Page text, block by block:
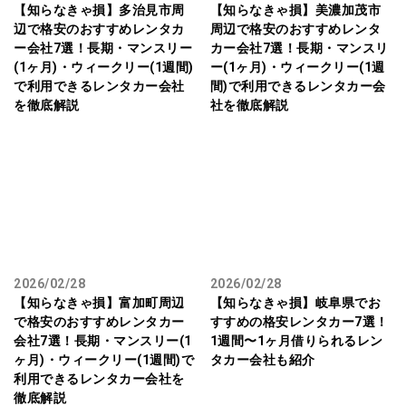
【知らなきゃ損】多治見市周
辺で格安のおすすめレンタカ
ー会社7選！長期・マンスリー
(1ヶ月)・ウィークリー(1週間)
で利用できるレンタカー会社
を徹底解説
【知らなきゃ損】美濃加茂市
周辺で格安のおすすめレンタ
カー会社7選！長期・マンスリ
ー(1ヶ月)・ウィークリー(1週
間)で利用できるレンタカー会
社を徹底解説
2026/02/28
【知らなきゃ損】富加町周辺
で格安のおすすめレンタカー
会社7選！長期・マンスリー(1
ヶ月)・ウィークリー(1週間)で
利用できるレンタカー会社を
徹底解説
2026/02/28
【知らなきゃ損】岐阜県でお
すすめの格安レンタカー7選！
1週間〜1ヶ月借りられるレン
タカー会社も紹介